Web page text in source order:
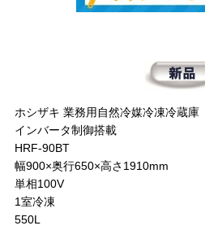
ホシザキ 業務用自然冷媒冷凍冷蔵庫
インバータ制御搭載
HRF-90BT
幅900×奥行650×高さ1910mm
単相100V
1室冷凍
550L